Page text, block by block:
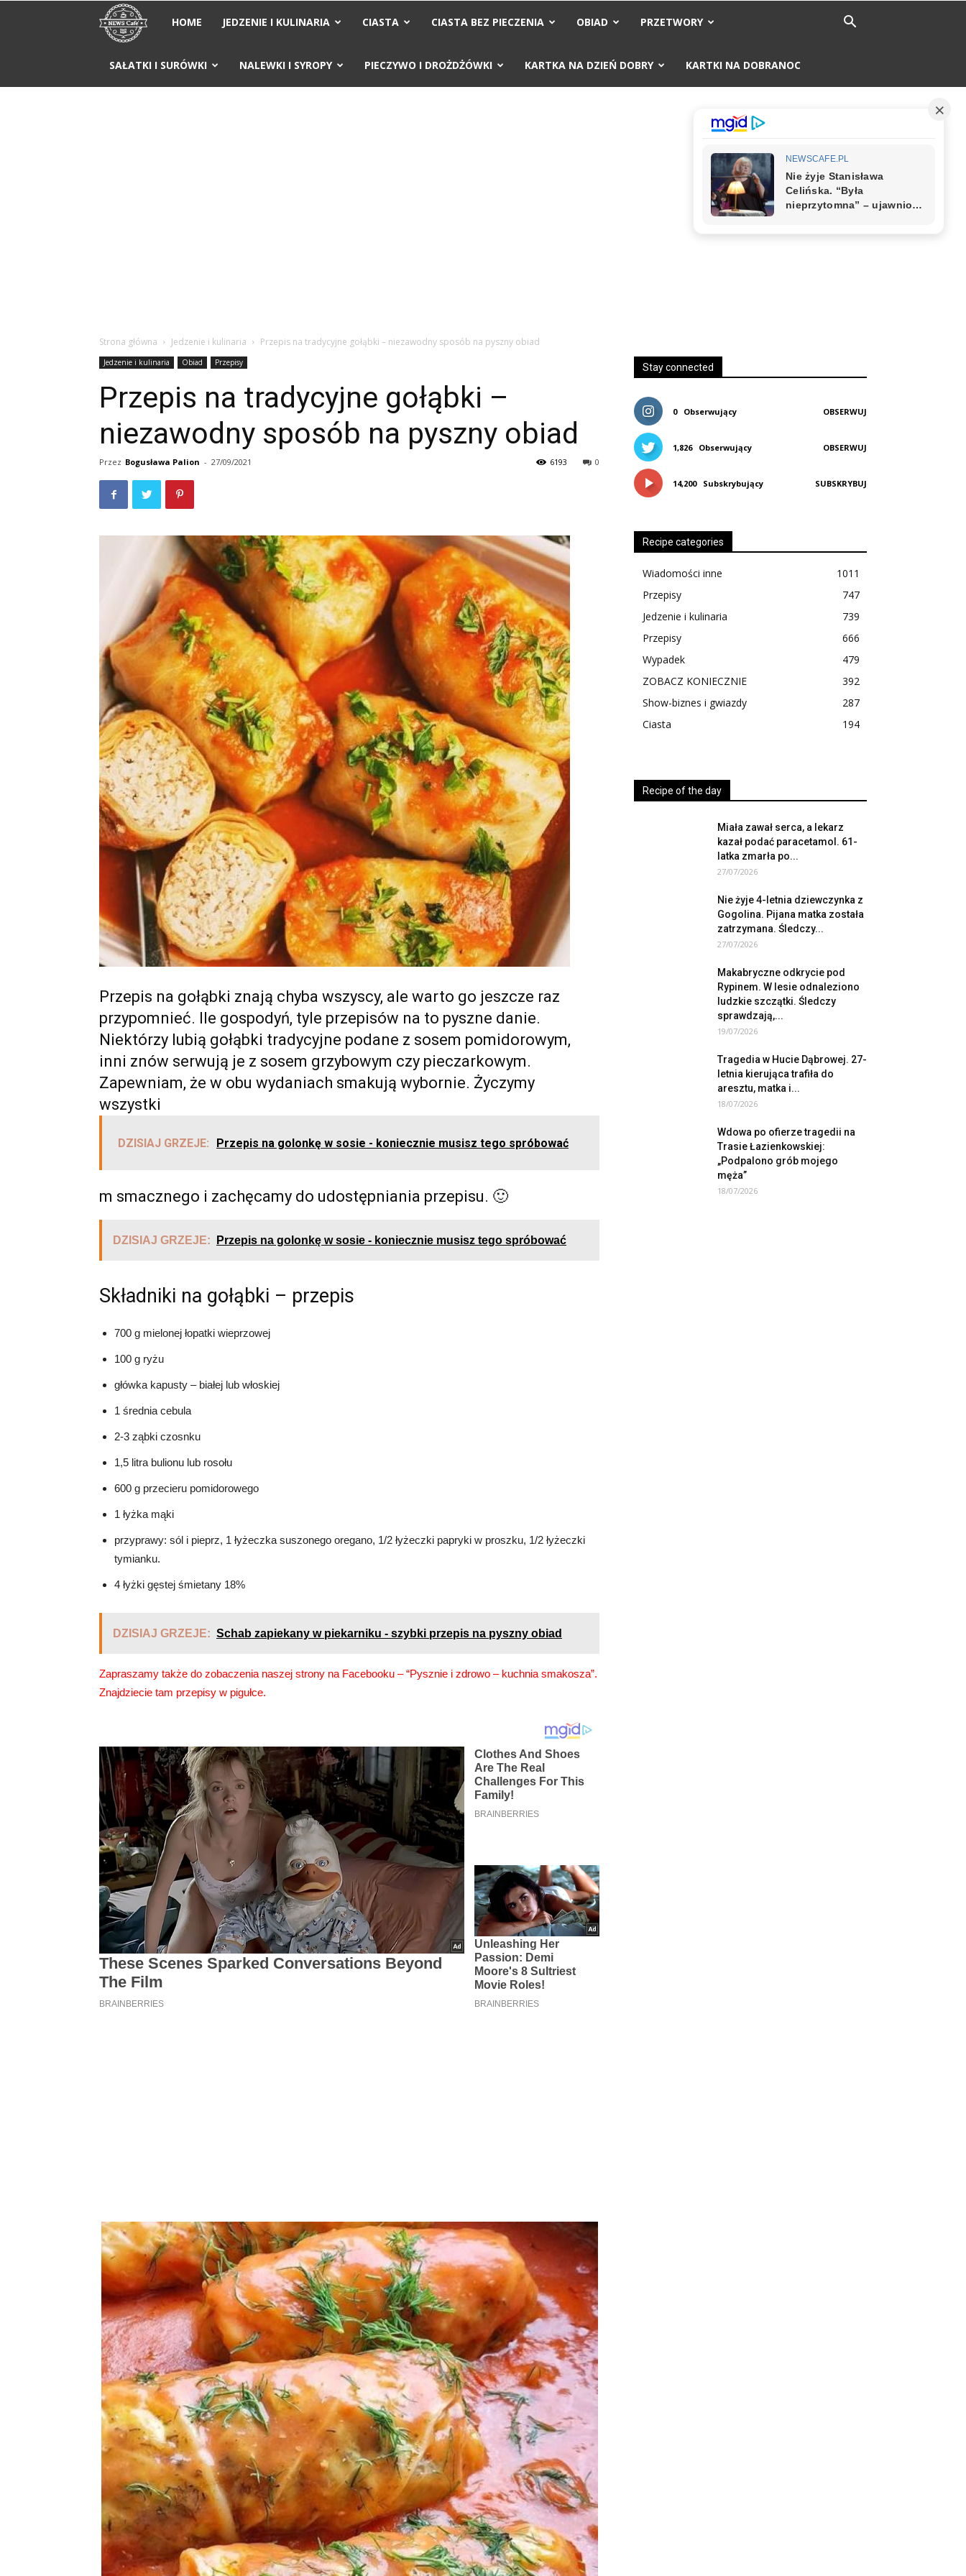
News
Cafe
HOME JEDZENIE I KULINARIA CIASTA CIASTA BEZ PIECZENIA OBIAD PRZETWORY
SAŁATKI I SURÓWKI NALEWKI I SYROPY PIECZYWO I DROŻDŻÓWKI KARTKA NA DZIEŃ DOBRY KARTKI NA DOBRANOC
Strona główna Jedzenie i kulinaria Przepis na tradycyjne gołąbki – niezawodny sposób na pyszny obiad
Jedzenie i kulinaria Obiad Przepisy
Przepis na tradycyjne gołąbki –
niezawodny sposób na pyszny obiad
Przez Bogusława Palion - 27/09/2021 0
6193
Przepis na gołąbki znają chyba wszyscy, ale warto go jeszcze raz
przypomnieć. Ile gospodyń, tyle przepisów na to pyszne danie.
Niektórzy lubią gołąbki tradycyjne podane z sosem pomidorowym,
inni znów serwują je z sosem grzybowym czy pieczarkowym.
Zapewniam, że w obu wydaniach smakują wybornie. Życzymy
wszystki
DZISIAJ GRZEJE: Przepis na golonkę w sosie - koniecznie musisz tego spróbować
m smacznego i zachęcamy do udostępniania przepisu. 🙂
DZISIAJ GRZEJE: Przepis na golonkę w sosie - koniecznie musisz tego spróbować
Składniki na gołąbki – przepis
700 g mielonej łopatki wieprzowej
100 g ryżu
główka kapusty – białej lub włoskiej
1 średnia cebula
2-3 ząbki czosnku
1,5 litra bulionu lub rosołu
600 g przecieru pomidorowego
1 łyżka mąki
przyprawy: sól i pieprz, 1 łyżeczka suszonego oregano, 1/2 łyżeczki papryki w proszku, 1/2 łyżeczki
tymianku.
4 łyżki gęstej śmietany 18%
DZISIAJ GRZEJE: Schab zapiekany w piekarniku - szybki przepis na pyszny obiad
Zapraszamy także do zobaczenia naszej strony na Facebooku –“Pysznie i zdrowo – kuchnia smakosza”.
Znajdziecie tam przepisy w pigułce.
Stay connected
0 Obserwujący OBSERWUJ
1,826 Obserwujący OBSERWUJ
14,200 Subskrybujący SUBSKRYBUJ
Recipe categories
Wiadomości inne
1011
Przepisy
747
Jedzenie i kulinaria
739
Przepisy
666
Wypadek
479
ZOBACZ KONIECZNIE
392
Show-biznes i gwiazdy
287
Ciasta
194
Recipe of the day
Miała zawał serca, a lekarz
kazał podać paracetamol. 61-
latka zmarła po...
27/07/2026
Nie żyje 4-letnia dziewczynka z
Gogolina. Pijana matka została
zatrzymana. Śledczy...
27/07/2026
Makabryczne odkrycie pod
Rypinem. W lesie odnaleziono
ludzkie szczątki. Śledczy
sprawdzają,...
19/07/2026
Tragedia w Hucie Dąbrowej. 27-
letnia kierująca trafiła do
aresztu, matka i...
18/07/2026
Wdowa po ofierze tragedii na
Trasie Łazienkowskiej:
„Podpalono grób mojego
męża”
18/07/2026